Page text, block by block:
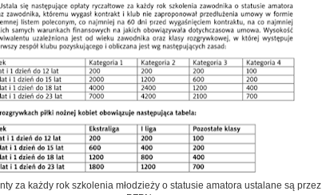
za każdy rok szkolenia młodzieży o statusie amatora ustalane są przez